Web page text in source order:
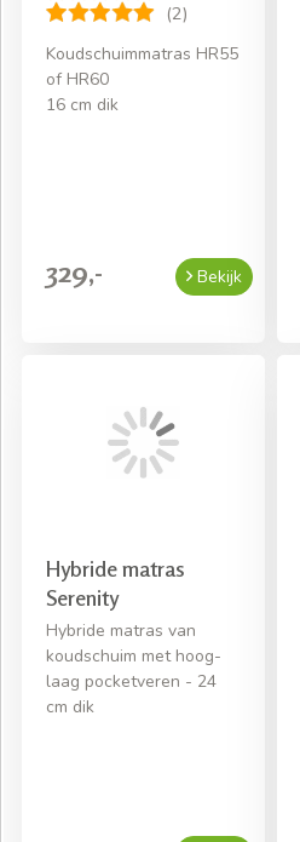
(2)
Koudschuimmatras HR55
of HR60
16 cm dik
329,- Bekijk
Hybride matras
Serenity
Hybride matras van
koudschuim met hoog-
laag pocketveren - 24
cm dik